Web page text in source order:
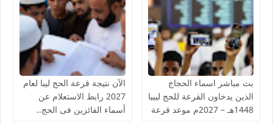
بث مباشر اسماء الحجاج
الذين يدخاون القرعة للحج ليبيا
1448هـ – 2027م موعد قرعة
الآن نتيجة قرعة الحج ليبا لعام
2027 رابط الاستعلام عن
أسماء الفائزين فى الحج..